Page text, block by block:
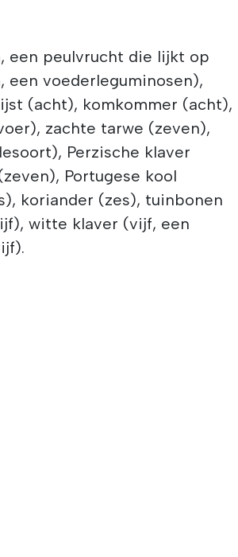
een peulvrucht die lijkt op
een voederleguminosen),
(acht), komkommer (acht),
zachte tarwe (zeven),
Perzische klaver
Portugese kool
koriander (zes), tuinbonen
witte klaver (vijf, een